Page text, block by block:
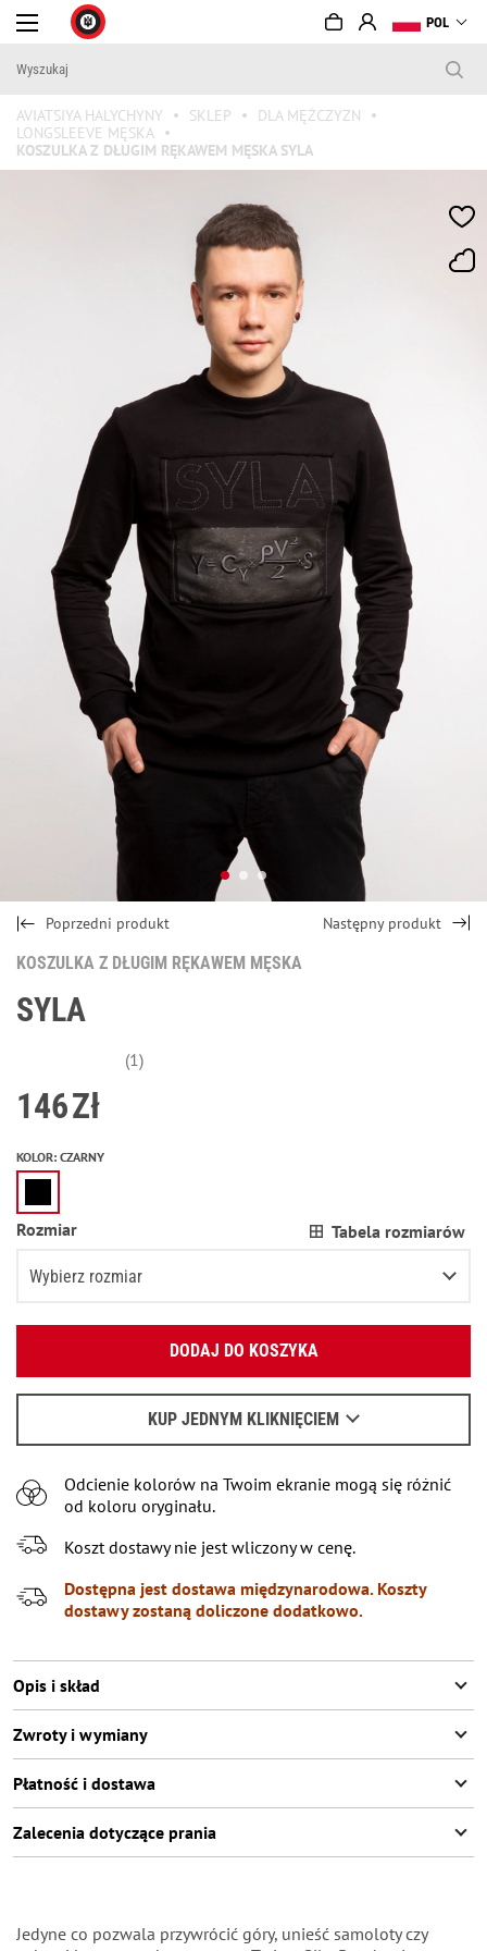
POL
AVIATSIYA HALYCHYNY SKLEP
DLA MĘŻCZYZN
LONGSLEEVE MĘSKA
KOSZULKA Z DŁUGIM RĘKAWEM MĘSKA SYLA
Poprzedni produkt Następny produkt
KOSZULKA Z DŁUGIM RĘKAWEM MĘSKA
SYLA
(1)
146Zł
KOLOR: CZARNY
Rozmiar Tabela rozmiarów
Wybierz rozmiar
XS
L Poinformuj o dostępności
XL Poinformuj o dostępności
DODAJ DO KOSZYKA
KUP JEDNYM KLIKNIĘCIEM
Kiedy czekać na e-mail - przeczytajtu.
Odcienie kolorów na Twoim ekranie mogą się różnić
od koloru oryginału.
Koszt dostawy nie jest wliczony w cenę.
Dostępna jest dostawa międzynarodowa. Koszty
dostawy zostaną doliczone dodatkowo.
Opis i skład
Zwroty i wymiany
Płatność i dostawa
Zalecenia dotyczące prania
Jedyne co pozwala przywrócić góry, unieść samoloty czy